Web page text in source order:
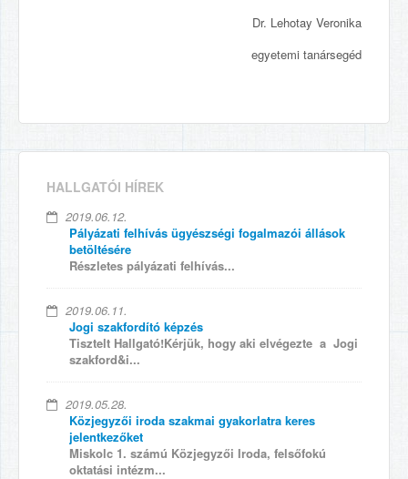
Dr. Lehotay Veronika
egyetemi tanársegéd
HALLGATÓI HÍREK
2019.06.12.
Pályázati felhívás ügyészségi fogalmazói állások
betöltésére
Részletes pályázati felhívás...
2019.06.11.
Jogi szakfordító képzés
Tisztelt Hallgató!Kérjük, hogy aki elvégezte a Jogi
szakford&i...
2019.05.28.
Közjegyzői iroda szakmai gyakorlatra keres
jelentkezőket
Miskolc 1. számú Közjegyzői Iroda, felsőfokú
oktatási intézm...